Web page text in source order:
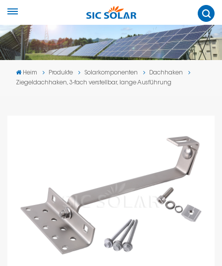
Heim Produkte Solarkomponenten
Dachhaken
Ziegeldachhaken, 3-fach verstellbar, lange Ausführung